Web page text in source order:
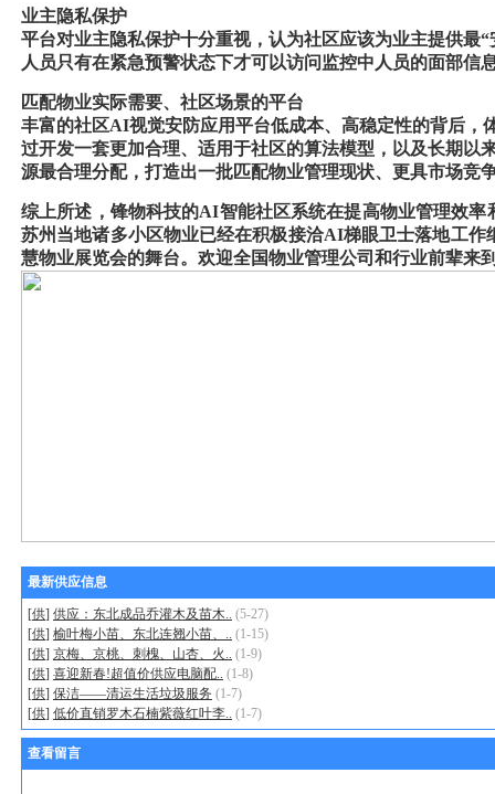
业主隐私保护
平台对业主隐私保护十分重视，认为社区应该为业主提供最“
人员只有在紧急预警状态下才可以访问监控中人员的面部信
匹配物业实际需要、社区场景的平台
丰富的社区AI视觉安防应用平台低成本、高稳定性的背后，
过开发一套更加合理、适用于社区的算法模型，以及长期以
源最合理分配，打造出一批匹配物业管理现状、更具市场竞
综上所述，锋物科技的AI智能社区系统在提高物业管理效率
苏州当地诸多小区物业已经在积极接洽AI梯眼卫士落地工
慧物业展览会的舞台。欢迎全国物业管理公司和行业前辈来
最新供应信息
[供] 供应：东北成品乔灌木及苗木.. (5-27)
[供] 榆叶梅小苗、东北连翘小苗、.. (1-15)
[供] 京梅、京桃、刺槐、山杏、火.. (1-9)
[供] 喜迎新春!超值价供应电脑配.. (1-8)
[供] 保洁——清运生活垃圾服务 (1-7)
[供] 低价直销罗木石楠紫薇红叶李.. (1-7)
查看留言